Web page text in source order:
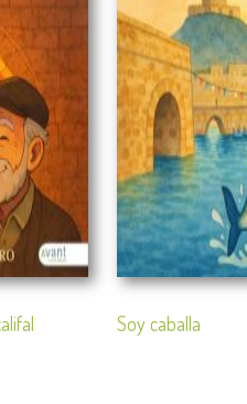
Soy caballa